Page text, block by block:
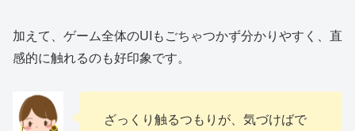
加えて、ゲーム全体のUIもごちゃつかず分かりやすく、直
感的に触れるのも好印象です。
ざっくり触るつもりが、気づけばで